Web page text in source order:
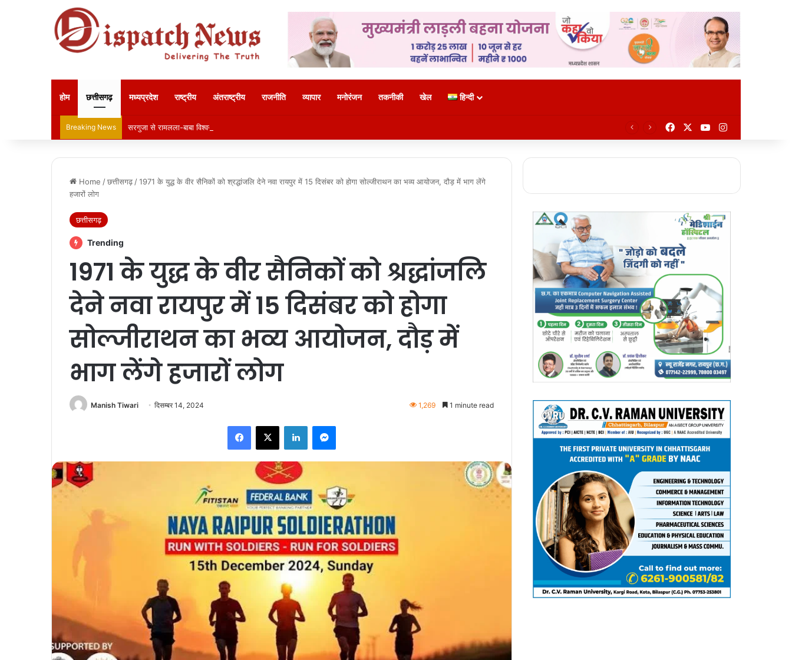
होम छत्तीसगढ़ मध्यप्रदेश राष्ट्रीय अंतराष्ट्रीय राजनीति व्यापार मनोरंजन तकनीकी खेल हिन्दी
Breaking News सरगुजा से रामलला-बाबा विश्वनाथ के दर्शन को निकले 850 श्रद्धालु: भारत गौरव ट्रेन को हरी झंडी, बुजुर्ग बोले—‘सपना हुआ साकार’ FacebookYouTubeInstagram
Home /छत्तीसगढ़ /1971 के युद्ध के वीर सैनिकों को श्रद्धांजलि देने नवा रायपुर में 15 दिसंबर को होगा सोल्जीराथन का भव्य आयोजन, दौड़ में भाग लेंगे
हजारों लोग
छत्तीसगढ़
Trending
1971 के युद्ध के वीर सैनिकों को श्रद्धांजलि
देने नवा रायपुर में 15 दिसंबर को होगा
सोल्जीराथन का भव्य आयोजन, दौड़ में
भाग लेंगे हजारों लोग
Manish Tiwari दिसम्बर 14, 2024 1,269 1 minute read
Facebook
X LinkedInMessenger